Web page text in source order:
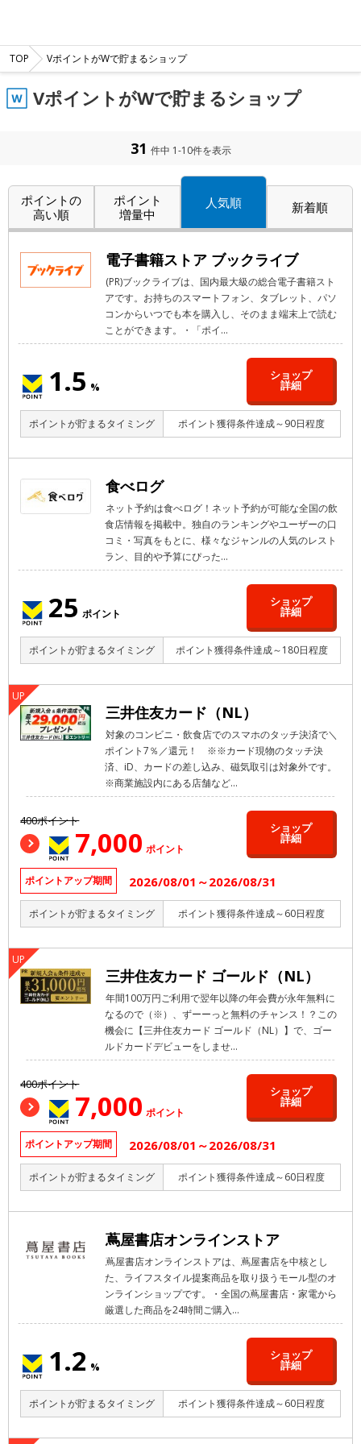
TOP VポイントがWで貯まるショップ
VポイントがWで貯まるショップ
31 件中 1-10件を表示
ポイントの
高い順
ポイント
増量中
人気順 新着順
電子書籍ストア ブックライブ
(PR)ブックライブは、国内最大級の総合電子書籍スト
アです。お持ちのスマートフォン、タブレット、パソ
コンからいつでも本を購入し、そのまま端末上で読む
ことができます。・「ポイ...
1.5 %
ショップ
詳細
ポイントが貯まるタイミング ポイント獲得条件達成～90日程度
食べログ
ネット予約は食べログ！ネット予約が可能な全国の飲
食店情報を掲載中。独自のランキングやユーザーの口
コミ・写真をもとに、様々なジャンルの人気のレスト
ラン、目的や予算にぴった...
25 ポイント
ショップ
詳細
ポイントが貯まるタイミング ポイント獲得条件達成～180日程度
三井住友カード（NL）
対象のコンビニ・飲食店でのスマホのタッチ決済で＼
ポイント7％／還元！ ※※カード現物のタッチ決
済、iD、カードの差し込み、磁気取引は対象外です。
※商業施設内にある店舗など...
400ポイント
7,000 ポイント
ショップ
詳細
ポイントアップ期間 2026/08/01～2026/08/31
ポイントが貯まるタイミング ポイント獲得条件達成～60日程度
三井住友カード ゴールド（NL）
年間100万円ご利用で翌年以降の年会費が永年無料に
なるので（※）、ずーーっと無料のチャンス！？この
機会に【三井住友カード ゴールド（NL）】で、ゴー
ルドカードデビューをしませ...
400ポイント
7,000 ポイント
ショップ
詳細
ポイントアップ期間 2026/08/01～2026/08/31
ポイントが貯まるタイミング ポイント獲得条件達成～60日程度
蔦屋書店オンラインストア
蔦屋書店オンラインストアは、蔦屋書店を中核とし
た、ライフスタイル提案商品を取り扱うモール型のオ
ンラインショップです。・全国の蔦屋書店・家電から
厳選した商品を24時間ご購入...
1.2 %
ショップ
詳細
ポイントが貯まるタイミング ポイント獲得条件達成～60日程度